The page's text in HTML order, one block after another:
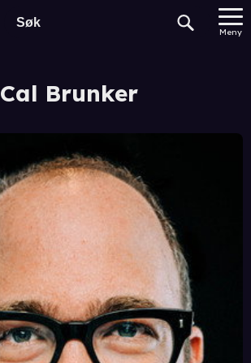
Meny
Cal Brunker